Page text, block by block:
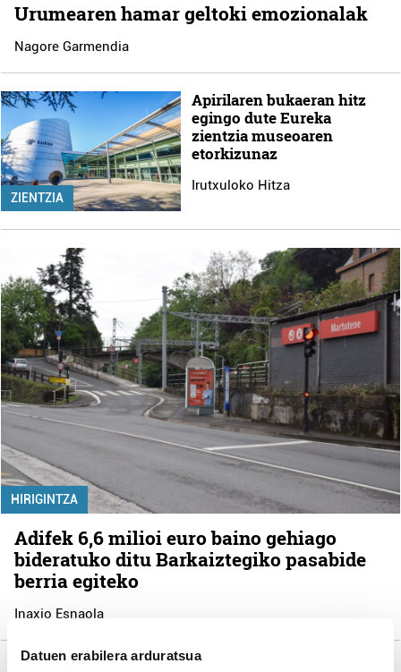
Datuen erabilera arduratsua
Urumearen hamar geltoki emozionalak
Nagore Garmendia
ZIENTZIA
Apirilaren bukaeran hitz
egingo dute Eureka
zientzia museoaren
etorkizunaz
Irutxuloko Hitza
HIRIGINTZA
Adifek 6,6 milioi euro baino gehiago
bideratuko ditu Barkaiztegiko pasabide
berria egiteko
Inaxio Esnaola